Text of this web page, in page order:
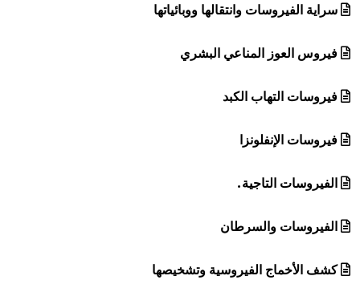
سراية الفيروسات وانتقالها ووبائياتها
فيروس العوز المناعي البشري
فيروسات التهاب الكبد
فيروسات الإنفلونزا
الفيروسات التاجية.
الفيروسات والسرطان
كشف الأخماج الفيروسية وتشخيصها